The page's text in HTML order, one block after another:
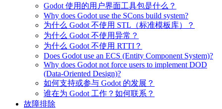
Godot 使用的用户界面工具包是什么？
Why does Godot use the SCons build system?
为什么 Godot 不使用 STL（标准模板库）？
为什么 Godot 不使用异常？
为什么 Godot 不使用 RTTI？
Does Godot use an ECS (Entity Component System)?
Why does Godot not force users to implement DOD
(Data-Oriented Design)?
如何支持或参与 Godot 的发展？
谁在为 Godot 工作？如何联系？
故障排除